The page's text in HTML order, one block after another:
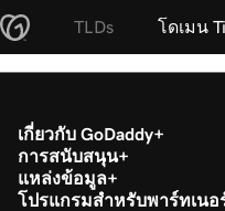
TLDs โดเมน
เกี่ยวกับ GoDaddy
การสนับสนุน
แหล่งข้อมูล
โปรแกรมสำหรับพาร์ทเนอ